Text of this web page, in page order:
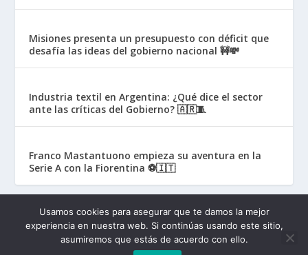
Misiones presenta un presupuesto con déficit que
desafía las ideas del gobierno nacional 🚧💸
Industria textil en Argentina: ¿Qué dice el sector
ante las críticas del Gobierno? 🇦🇷🧵
Franco Mastantuono empieza su aventura en la
Serie A con la Fiorentina ⚽🇮🇹
Muy News 2025
Usamos cookies para asegurar que te damos la mejor
experiencia en nuestra web. Si continúas usando este sitio,
asumiremos que estás de acuerdo con ello.